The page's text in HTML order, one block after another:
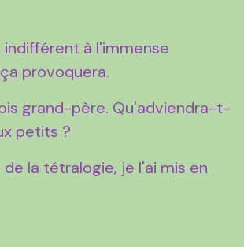
indifférent à l'immense
provoquera.
grand-père. Qu'adviendra-t-
petits ?
de la tétralogie, je l'ai mis en